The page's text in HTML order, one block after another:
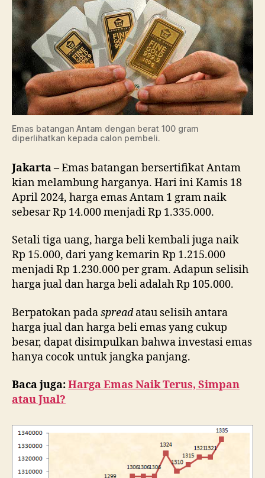
e
b
o
o
k
er s
A
p
p
Emas batangan Antam dengan berat 100 gram
diperlihatkan kepada calon pembeli.
Jakarta– Emas batangan bersertifikat Antam
kian melambung harganya. Hari ini Kamis 18
April 2024, harga emas Antam 1 gram naik
sebesar Rp 14.000 menjadi Rp 1.335.000.
Setali tiga uang, harga beli kembali juga naik
Rp 15.000, dari yang kemarin Rp 1.215.000
menjadi Rp 1.230.000 per gram. Adapun selisih
harga jual dan harga beli adalah Rp 105.000.
Berpatokan padaspreadatau selisih antara
harga jual dan harga beli emas yang cukup
besar, dapat disimpulkan bahwa investasi emas
hanya cocok untuk jangka panjang.
Baca juga:Harga Emas Naik Terus, Simpan
atau Jual?